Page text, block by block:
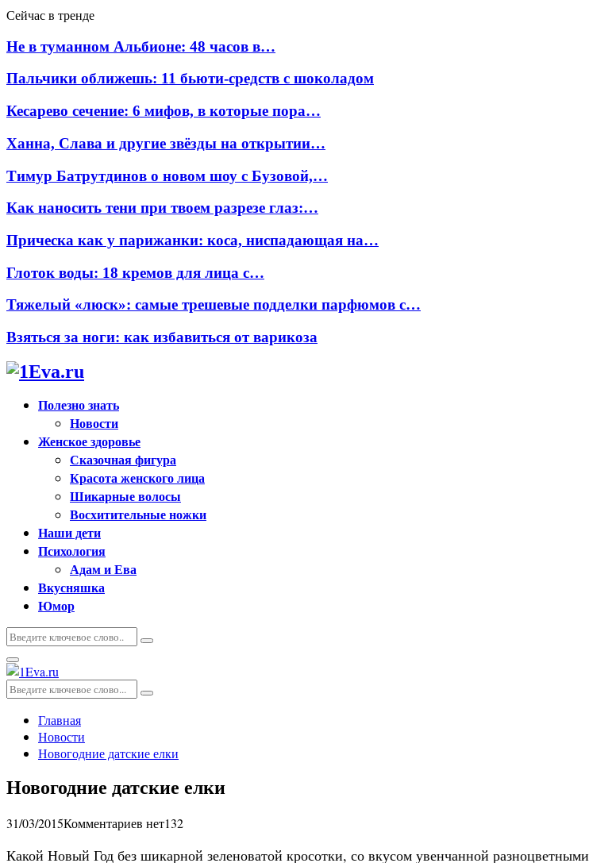
Сейчас в тренде
Не в туманном Альбионе: 48 часов в…
Пальчики оближешь: 11 бьюти-средств с шоколадом
Кесарево сечение: 6 мифов, в которые пора…
Ханна, Слава и другие звёзды на открытии…
Тимур Батрутдинов о новом шоу с Бузовой,…
Как наносить тени при твоем разрезе глаз:…
Прическа как у парижанки: коса, ниспадающая на…
Глоток воды: 18 кремов для лица с…
Тяжелый «люск»: самые трешевые подделки парфюмов с…
Взяться за ноги: как избавиться от варикоза
Полезно знать
Новости
Женское здоровье
Сказочная фигура
Красота женского лица
Шикарные волосы
Восхитительные ножки
Наши дети
Психология
Адам и Ева
Вкусняшка
Юмор
Искать:
Поиск
Основное
меню
Искать:
Поиск
Главная
Новости
Новогодние датские елки
Новогодние датские елки
31/03/2015Комментариев нет132
Какой Новый Год без шикарной зеленоватой кросотки, со вкусом увенчанной разноцветными